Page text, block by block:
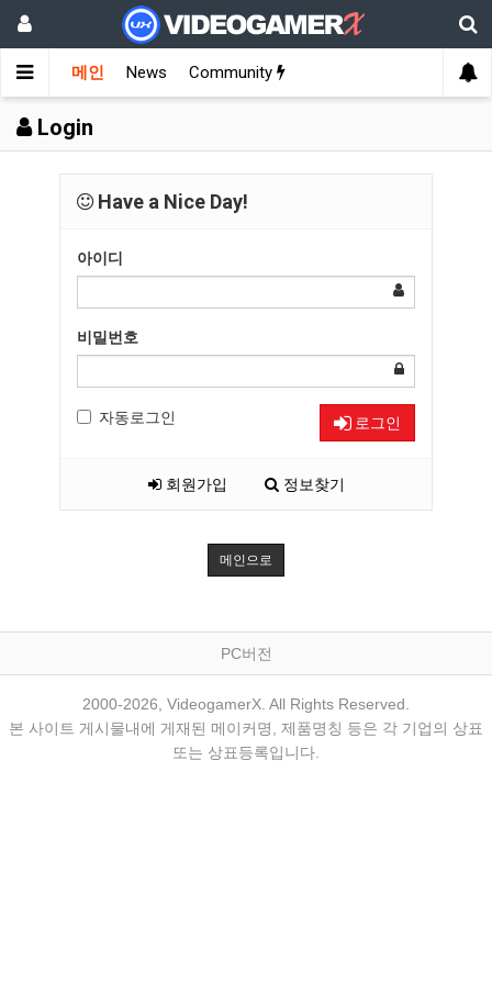
메인 News Community
Login
Have a Nice Day!
아이디
비밀번호
자동로그인 로그인
회원가입 정보찾기
메인으로
PC버전
2000-2026, VideogamerX. All Rights Reserved.
본 사이트 게시물내에 게재된 메이커명, 제품명칭 등은 각 기업의 상표
또는 상표등록입니다.